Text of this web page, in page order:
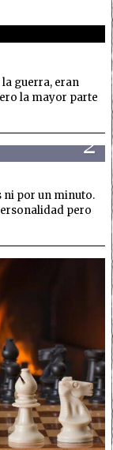
1
guerra, eran
la mayor parte
2
ni por un minuto.
pero